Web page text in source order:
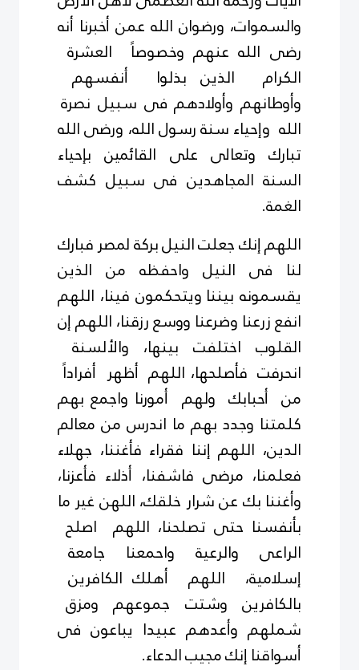
والسموات، ورضوان الله عمن أخبرنا أنه
رضى الله عنهم وخصوصاً العشرة
الكرام الذين بذلوا أنفسهم
وأوطانهم وأولادهم فى سبيل نصرة
الله وإحياء سنة رسول الله، ورضى الله
تبارك وتعالى على القائمين بإحياء
السنة المجاهدين فى سبيل كشف
الغمة.
اللهم إنك جعلت النيل بركة لمصر فبارك
لنا فى النيل واحفظه من الذين
يقسمونه بيننا ويتحكمون فينا، اللهم
انفع زرعنا وضرعنا ووسع رزقنا، اللهم إن
القلوب اختلفت بينها، والألسنة
انحرفت فأصلحها، اللهم أظهر أفراداً
من أحبابك ولهم أمورنا واجمع بهم
كلمتنا وجدد بهم ما اندرس من معالم
الدين، اللهم إننا فقراء فأغننا، جهلاء
فعلمنا، مرضى فاشفنا، أذلاء فأعزنا،
وأغننا بك عن شرار خلقك، اللهن غير ما
بأنفسنا حتى تصلحنا، اللهم اصلح
الراعى والرعية واحمعنا جامعة
إسلامية، اللهم أهلك الكافرين
بالكافرين وشتت جموعهم ومزق
شملهم وأعدهم عبيدا يباعون فى
أسواقنا إنك مجيب الدعاء.